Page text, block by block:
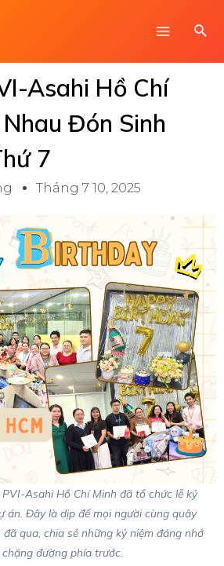
Asahi Hồ Chí
Đón Sinh
7
Tháng 7 10, 2025
Asahi Hồ Chí Minh đã tổ chức lễ kỷ
án. Đây là dịp để mọi người cùng quây
qua, chia sẻ những kỷ niệm đáng nhớ
đường phía trước.